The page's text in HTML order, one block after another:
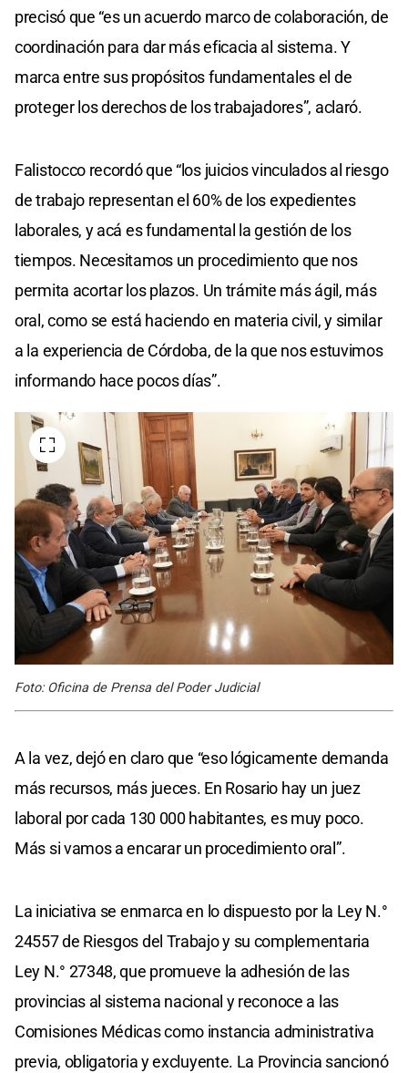
precisó que “es un acuerdo marco de colaboración, de
coordinación para dar más eficacia al sistema. Y
marca entre sus propósitos fundamentales el de
proteger los derechos de los trabajadores”, aclaró.
Falistocco recordó que “los juicios vinculados al riesgo
de trabajo representan el 60% de los expedientes
laborales, y acá es fundamental la gestión de los
tiempos. Necesitamos un procedimiento que nos
permita acortar los plazos. Un trámite más ágil, más
oral, como se está haciendo en materia civil, y similar
a la experiencia de Córdoba, de la que nos estuvimos
informando hace pocos días”.
Foto: Oficina de Prensa del Poder Judicial
A la vez, dejó en claro que “eso lógicamente demanda
más recursos, más jueces. En Rosario hay un juez
laboral por cada 130 000 habitantes, es muy poco.
Más si vamos a encarar un procedimiento oral”.
La iniciativa se enmarca en lo dispuesto por la Ley N.°
24557 de Riesgos del Trabajo y su complementaria
Ley N.° 27348, que promueve la adhesión de las
provincias al sistema nacional y reconoce a las
Comisiones Médicas como instancia administrativa
previa, obligatoria y excluyente. La Provincia sancionó